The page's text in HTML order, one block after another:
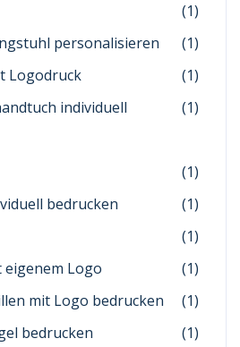
(1)
personalisieren
(1)
Logodruck
(1)
individuell
(1)
(1)
bedrucken
(1)
(1)
eigenem Logo
(1)
mit Logo bedrucken
(1)
bedrucken
(1)